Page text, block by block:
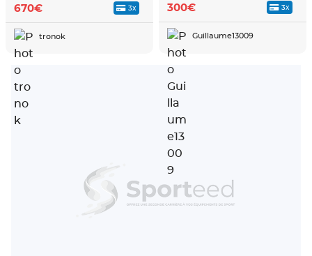
3x
670€
tronok
3x
300€
Guillaume13009